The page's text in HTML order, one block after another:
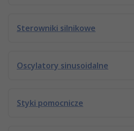
Sterowniki silnikowe
Oscylatory sinusoidalne
Styki pomocnicze